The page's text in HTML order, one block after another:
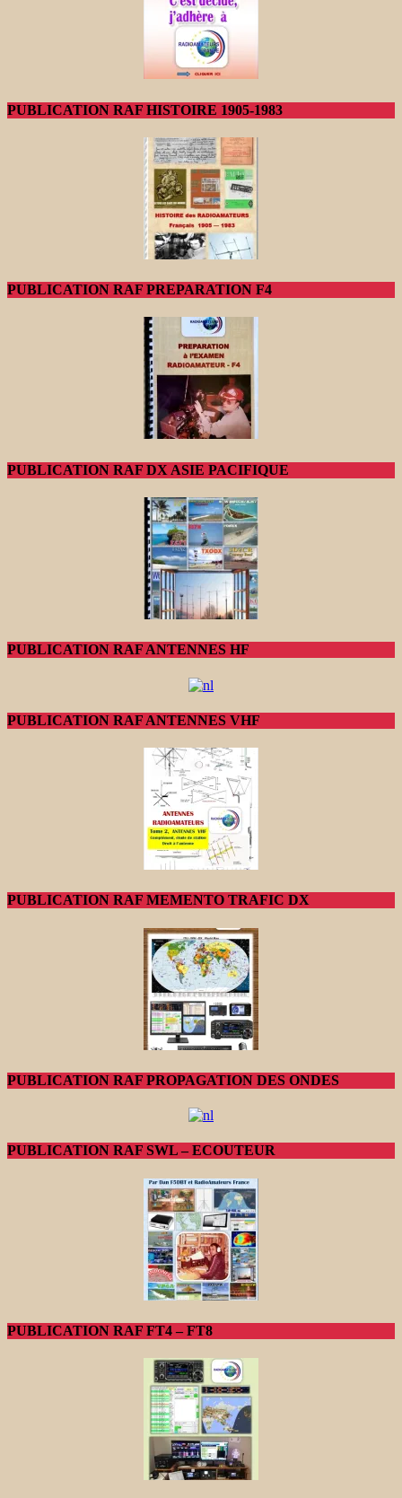
PUBLICATION RAF HISTOIRE 1905-1983
PUBLICATION RAF PREPARATION F4
PUBLICATION RAF DX ASIE PACIFIQUE
PUBLICATION RAF ANTENNES HF
PUBLICATION RAF ANTENNES VHF
PUBLICATION RAF MEMENTO TRAFIC DX
PUBLICATION RAF PROPAGATION DES ONDES
PUBLICATION RAF SWL – ECOUTEUR
PUBLICATION RAF FT4 – FT8